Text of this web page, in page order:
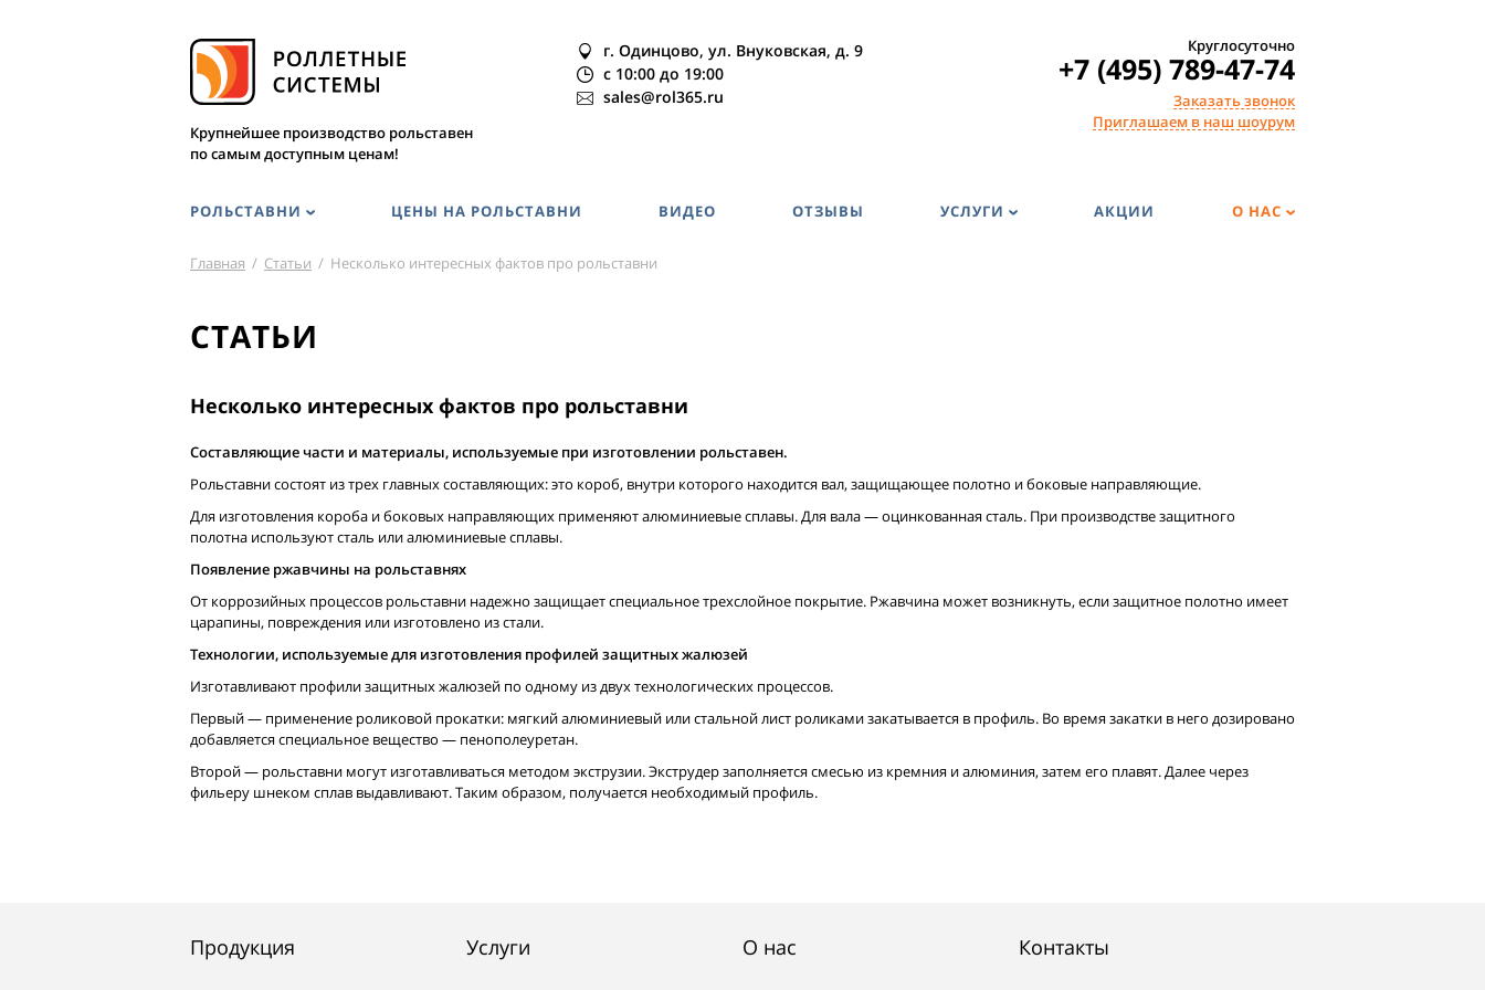
Крупнейшее производство рольставен
по самым доступным ценам!
г. Одинцово, ул. Внуковская, д. 9
c 10:00 до 19:00
sales@rol365.ru
Круглосуточно
+7 (495) 789-47-74
Заказать звонок
Приглашаем в наш шоурум
РОЛЬСТАВНИ ЦЕНЫ НА РОЛЬСТАВНИ ВИДЕО ОТЗЫВЫ УСЛУГИ АКЦИИ О НАС
Главная / Статьи / Несколько интересных фактов про рольставни
СТАТЬИ
Несколько интересных фактов про рольставни
Составляющие части и материалы, используемые при изготовлении рольставен.
Рольставни состоят из трех главных составляющих: это короб, внутри которого находится вал, защищающее полотно и боковые направляющие.
Для изготовления короба и боковых направляющих применяют алюминиевые сплавы. Для вала — оцинкованная сталь. При производстве защитного
полотна используют сталь или алюминиевые сплавы.
Появление ржавчины на рольставнях
От коррозийных процессов рольставни надежно защищает специальное трехслойное покрытие. Ржавчина может возникнуть, если защитное полотно имеет
царапины, повреждения или изготовлено из стали.
Технологии, используемые для изготовления профилей защитных жалюзей
Изготавливают профили защитных жалюзей по одному из двух технологических процессов.
Первый — применение роликовой прокатки: мягкий алюминиевый или стальной лист роликами закатывается в профиль. Во время закатки в него дозировано
добавляется специальное вещество — пенополеуретан.
Второй — рольставни могут изготавливаться методом экструзии. Экструдер заполняется смесью из кремния и алюминия, затем его плавят. Далее через
фильеру шнеком сплав выдавливают. Таким образом, получается необходимый профиль.
Продукция Услуги О нас Контакты